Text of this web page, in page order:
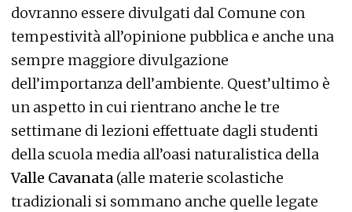
dovranno essere divulgati dal Comune con
tempestività all’opinione pubblica e anche una
sempre maggiore divulgazione
dell’importanza dell’ambiente. Quest’ultimo è
un aspetto in cui rientrano anche le tre
settimane di lezioni effettuate dagli studenti
della scuola media all’oasi naturalistica della
Valle Cavanata (alle materie scolastiche
tradizionali si sommano anche quelle legate